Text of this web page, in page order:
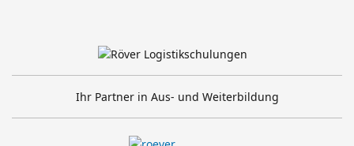
Ihr Partner in Aus- und Weiterbildung